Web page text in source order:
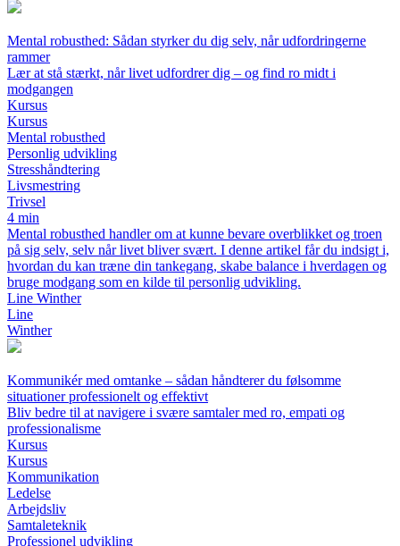
Mental robusthed: Sådan styrker du dig selv, når udfordringerne
rammer
Lær at stå stærkt, når livet udfordrer dig – og find ro midt i
modgangen
Kursus
Kursus
Mental robusthed
Personlig udvikling
Stresshåndtering
Livsmestring
Trivsel
4 min
Mental robusthed handler om at kunne bevare overblikket og troen
på sig selv, selv når livet bliver svært. I denne artikel får du indsigt i,
hvordan du kan træne din tankegang, skabe balance i hverdagen og
bruge modgang som en kilde til personlig udvikling.
Line Winther
Line
Winther
Kommunikér med omtanke – sådan håndterer du følsomme
situationer professionelt og effektivt
Bliv bedre til at navigere i svære samtaler med ro, empati og
professionalisme
Kursus
Kursus
Kommunikation
Ledelse
Arbejdsliv
Samtaleteknik
Professionel udvikling